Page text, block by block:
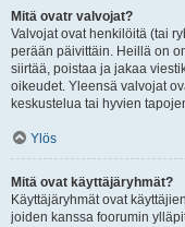
Mitä ovatr valvojat?
Valvojat ovat henkilöitä (tai
perään päivittäin. Heillä on
siirtää, poistaa ja jakaa
oikeudet. Yleensä valvojat
keskustelua tai hyvien
Ylös
Mitä ovat käyttäjäryhmät?
Käyttäjäryhmät ovat
joiden kanssa foorumin